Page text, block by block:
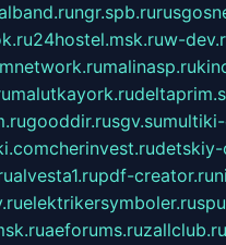
ngr.spb.ru
24hostel.msk.ruw-
malinasp.ru
malutkayork.ru
gooddir.rusgv.su
cherinvest.rudetskiy-
alvesta1.rupdf-creator.ru
elektrikersymboler.ru
aeforums.ruzallclub.ru